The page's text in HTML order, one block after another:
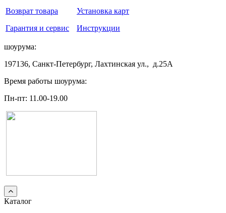
Возврат товара
Гарантия и сервис
Установка карт
Инструкции
шоурума:
197136, Санкт-Петербург, Лахтинская ул., д.25А
Время работы шоурума:
Пн-пт: 11.00-19.00
Каталог